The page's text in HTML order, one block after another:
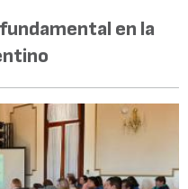
en la